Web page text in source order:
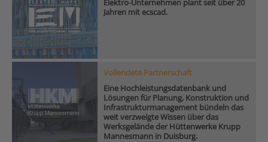
Elektro-Unternehmen plant seit über 20
Jahren mit ecscad.
Vollendete Partnerschaft
Eine Hochleistungsdatenbank und
Lösungen für Planung, Konstruktion und
Infrastrukturmanagement bündeln das
weit verzweigte Wissen über das
Werksgelände der Hüttenwerke Krupp
Mannesmann in Duisburg.